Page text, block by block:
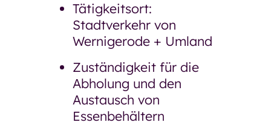
Tätigkeitsort:
Stadtverkehr von
Wernigerode + Umland
Zuständigkeit für die
Abholung und den
Austausch von
Essenbehältern